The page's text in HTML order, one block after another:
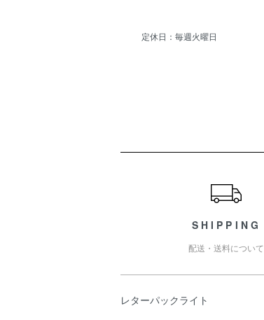
定休日：毎週火曜日
SHIPPING
配送・送料について
レターパックライト